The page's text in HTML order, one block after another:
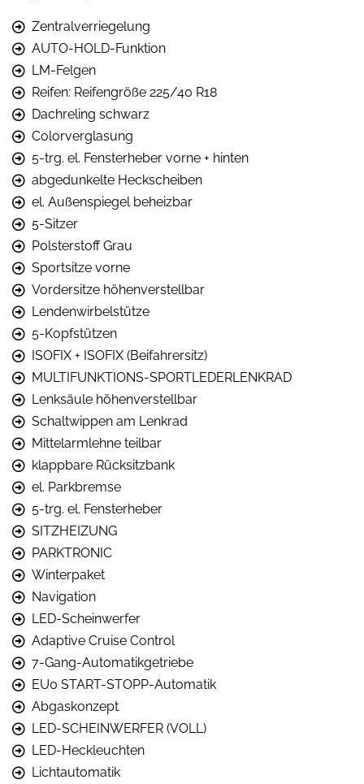
Zentralverriegelung
AUTO-HOLD-Funktion
LM-Felgen
Reifen: Reifengröße 225/40 R18
Dachreling schwarz
Colorverglasung
5-trg. el. Fensterheber vorne + hinten
abgedunkelte Heckscheiben
el. Außenspiegel beheizbar
5-Sitzer
Polsterstoff Grau
Sportsitze vorne
Vordersitze höhenverstellbar
Lendenwirbelstütze
5-Kopfstützen
ISOFIX + ISOFIX (Beifahrersitz)
MULTIFUNKTIONS-SPORTLEDERLENKRAD
Lenksäule höhenverstellbar
Schaltwippen am Lenkrad
Mittelarmlehne teilbar
klappbare Rücksitzbank
el. Parkbremse
5-trg. el. Fensterheber
SITZHEIZUNG
PARKTRONIC
Winterpaket
Navigation
LED-Scheinwerfer
Adaptive Cruise Control
7-Gang-Automatikgetriebe
EU0 START-STOPP-Automatik
Abgaskonzept
LED-SCHEINWERFER (VOLL)
LED-Heckleuchten
Lichtautomatik